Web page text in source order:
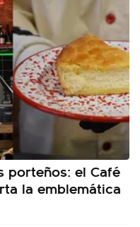
porteños: el Café
la emblemática